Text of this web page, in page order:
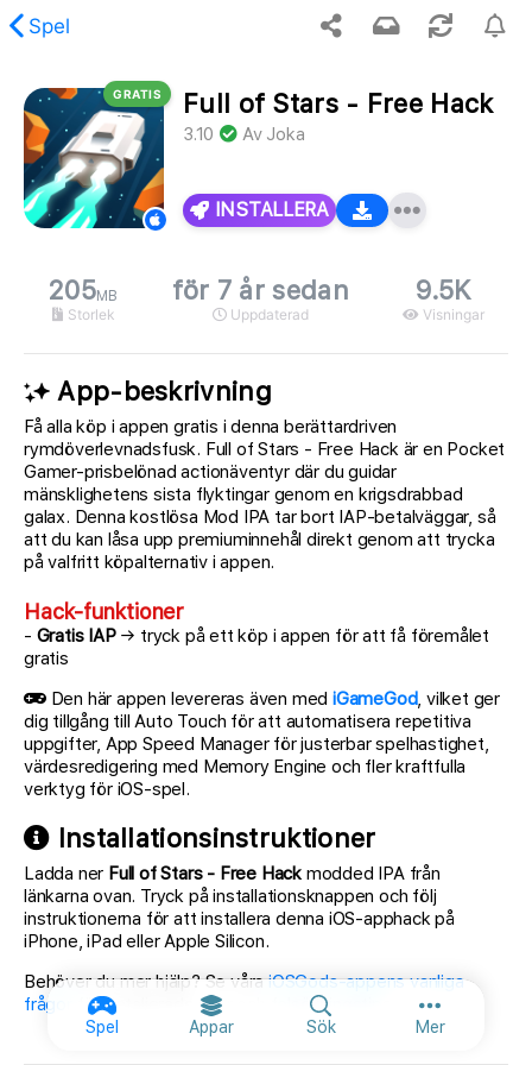
Spel
Spel Appar Sök Mer
Fler
inte det begärda innehållet.
GRATIS Full of Stars - Free Hack
3.10 Av Joka
INSTALLERA
205MB
Storlek
för 7 år sedan
Uppdaterad
9.5K
Visningar
App-beskrivning
Få alla köp i appen gratis i denna berättardriven
rymdöverlevnadsfusk. Full of Stars - Free Hack är en Pocket
Gamer-prisbelönad actionäventyr där du guidar
mänsklighetens sista flyktingar genom en krigsdrabbad
galax. Denna kostlösa Mod IPA tar bort IAP-betalväggar, så
att du kan låsa upp premiuminnehål direkt genom att trycka
på valfritt köpalternativ i appen.
Hack-funktioner
- Gratis IAP→ tryck på ett köp i appen för att få föremålet
gratis
Den här appen levereras även mediGameGod, vilket ger
dig tillgång till Auto Touch för att automatisera repetitiva
uppgifter, App Speed Manager för justerbar spelhastighet,
värdesredigering med Memory Engine och fler kraftfulla
verktyg för iOS-spel.
Installationsinstruktioner
Ladda ner Full of Stars - Free Hack modded IPA från
länkarna ovan. Tryck på installationsknappen och följ
instruktionerna för att installera denna iOS-apphack på
iPhone, iPad eller Apple Silicon.
Behöver du mer hjälp? Se våraiOSGods-appens vanliga
frågor
för detaljerade svar och felsökningstips.